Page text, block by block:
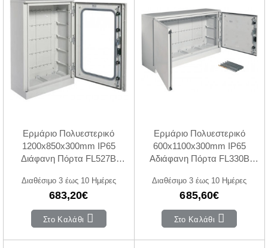
Ερμάριο Πολυεστερικό
1200x850x300mm IP65
Διάφανη Πόρτα FL527B
Διαθέσιμο 3 έως 10 Ημέρες
683,20€
Στο Καλάθι
Ερμάριο Πολυεστερικό
600x1100x300mm IP65
Αδιάφανη Πόρτα FL330B
Διαθέσιμο 3 έως 10 Ημέρες
685,60€
Στο Καλάθι